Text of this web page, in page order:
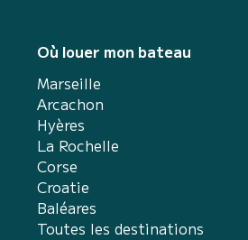
Où louer mon bateau
Marseille
Arcachon
Hyères
La Rochelle
Corse
Croatie
Baléares
Toutes les destinations